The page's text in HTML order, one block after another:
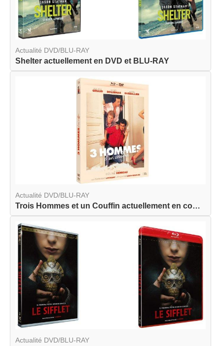
Actualité DVD/BLU-RAY
Shelter actuellement en DVD et BLU-RAY
Actualité DVD/BLU-RAY
Trois Hommes et un Couffin actuellement en combo...
Actualité DVD/BLU-RAY